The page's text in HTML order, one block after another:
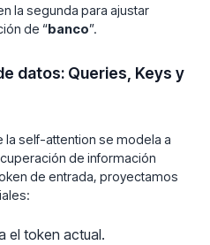
la segunda para ajustar
de “banco”.
datos: Queries, Keys y
la self-attention se modela a
de información
de entrada, proyectamos
el token actual.